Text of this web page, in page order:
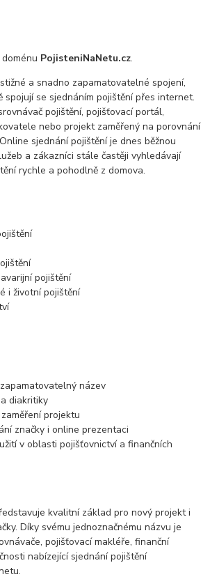
PojisteniNaNetu.cz.
a snadno zapamatovatelné spojení,
spojují se sjednáním pojištění přes internet.
pojištění, pojišťovací portál,
nebo projekt zaměřený na porovnání
sjednání pojištění je dnes běžnou
a zákazníci stále častěji vyhledávají
rychle a pohodlně z domova.
pojištění
i životní pojištění
název
diakritiky
projektu
značky i online prezentaci
v oblasti pojišťovnictví a finančních
kvalitní základ pro nový projekt i
Díky svému jednoznačnému názvu je
pojišťovací makléře, finanční
nabízející sjednání pojištění